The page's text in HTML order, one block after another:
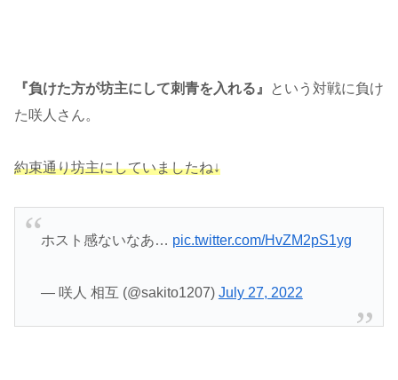
『負けた方が坊主にして刺青を入れる』
という対戦に負け
た咲人さん。
約束通り坊主にしていましたね↓
ホスト感ないなあ… pic.twitter.com/HvZM2pS1yg
— 咲人 相互 (@sakito1207) July 27, 2022